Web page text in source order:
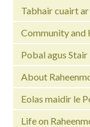
Tabhair cuairt
Community and
Pobal agus Stair
About
Eolas maidir le
Life on